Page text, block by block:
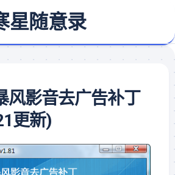
星随意录
风影音去广告补丁
更新)